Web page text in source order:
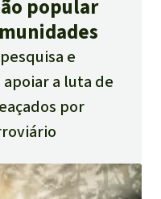
proteção
popular
e
a luta de
por